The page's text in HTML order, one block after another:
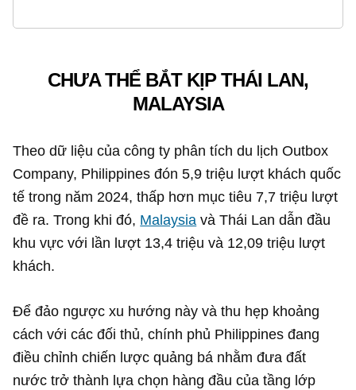
CHƯA THỂ BẮT KỊP THÁI LAN,
MALAYSIA
Theo dữ liệu của công ty phân tích du lịch Outbox
Company, Philippines đón 5,9 triệu lượt khách quốc
tế trong năm 2024, thấp hơn mục tiêu 7,7 triệu lượt
đề ra. Trong khi đó, Malaysia và Thái Lan dẫn đầu
khu vực với lần lượt 13,4 triệu và 12,09 triệu lượt
khách.
Để đảo ngược xu hướng này và thu hẹp khoảng
cách với các đối thủ, chính phủ Philippines đang
điều chỉnh chiến lược quảng bá nhằm đưa đất
nước trở thành lựa chọn hàng đầu của tầng lớp